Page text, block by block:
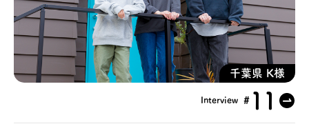
モデルハウス見学・ご予約
お問い合わせ 千葉県 K様
Interview #11